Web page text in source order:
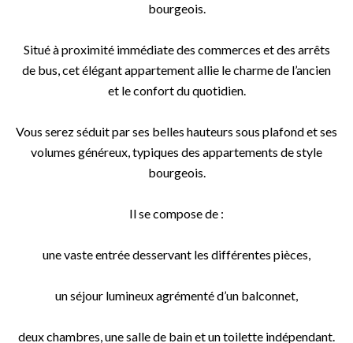
bourgeois.
Situé à proximité immédiate des commerces et des arrêts
de bus, cet élégant appartement allie le charme de l’ancien
et le confort du quotidien.
Vous serez séduit par ses belles hauteurs sous plafond et ses
volumes généreux, typiques des appartements de style
bourgeois.
Il se compose de :
une vaste entrée desservant les différentes pièces,
un séjour lumineux agrémenté d’un balconnet,
deux chambres, une salle de bain et un toilette indépendant.